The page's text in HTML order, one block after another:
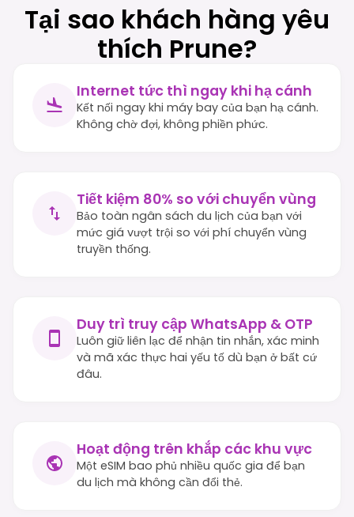
Tại sao khách hàng yêu
thích Prune?
Internet tức thì ngay khi hạ cánh
Kết nối ngay khi máy bay của bạn hạ cánh.
Không chờ đợi, không phiền phức.
Tiết kiệm 80% so với chuyển vùng
Bảo toàn ngân sách du lịch của bạn với
mức giá vượt trội so với phí chuyển vùng
truyền thống.
Duy trì truy cập WhatsApp & OTP
Luôn giữ liên lạc để nhận tin nhắn, xác minh
và mã xác thực hai yếu tố dù bạn ở bất cứ
đâu.
Hoạt động trên khắp các khu vực
Một eSIM bao phủ nhiều quốc gia để bạn
du lịch mà không cần đổi thẻ.